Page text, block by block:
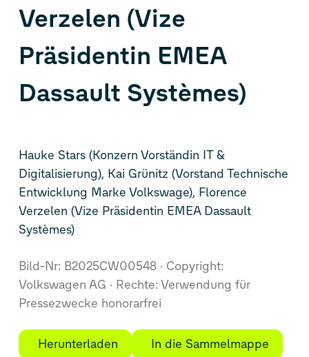
Verzelen (Vize
Präsidentin EMEA
Dassault Systèmes)
Hauke Stars (Konzern Vorständin IT &
Digitalisierung), Kai Grünitz (Vorstand Technische
Entwicklung Marke Volkswage), Florence
Verzelen (Vize Präsidentin EMEA Dassault
Systèmes)
Bild-Nr: B2025CW00548
Copyright:
Volkswagen AG
Rechte: Verwendung für
Pressezwecke honorarfrei
Herunterladen
In die Sammelmappe